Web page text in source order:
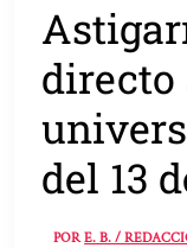
directo
del 13
PORE. B. /